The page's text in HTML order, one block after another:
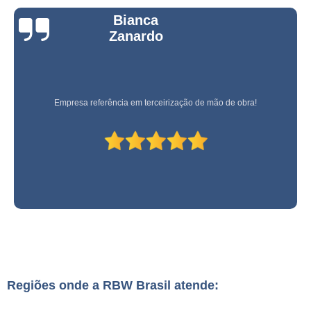
Bianca
Zanardo
Empresa referência em terceirização de mão de obra!
Regiões onde a RBW Brasil atende: